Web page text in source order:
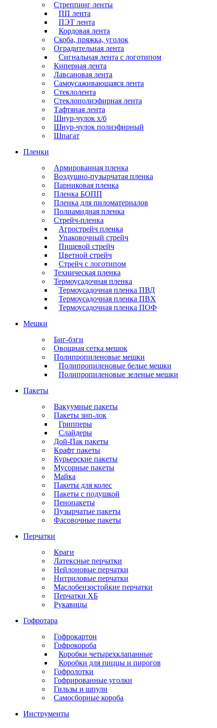
Стреппинг ленты
ПП лента
ПЭТ лента
Кордовая лента
Скоба, пряжка, уголок
Оградительная лента
Сигнальная лента с логотипом
Киперная лента
Лавсановая лента
Самоусаживающаяся лента
Стеклолента
Стеклополиэфирная лента
Тафтяная лента
Шнур-чулок х/б
Шнур-чулок полиэфирный
Шпагат
Пленки
Армированная пленка
Воздушно-пузырчатая пленка
Парниковая пленка
Пленка БОПП
Пленка для пиломатериалов
Полиамидная пленка
Стрейч-пленка
Агрострейч пленка
Упаковочный стрейч
Пищевой стрейч
Цветной стрейч
Стрейч с логотипом
Техническая пленка
Термоусадочная пленка
Термоусадочная пленка ПВД
Термоусадочная пленка ПВХ
Термоусадочная пленка ПОФ
Мешки
Биг-бэги
Овощная сетка мешок
Полипропиленовые мешки
Полипропиленовые белые мешки
Полипропиленовые зеленые мешки
Пакеты
Вакуумные пакеты
Пакеты зип-лок
Грипперы
Слайдеры
Дой-Пак пакеты
Крафт пакеты
Курьерские пакеты
Мусорные пакеты
Майка
Пакеты для колес
Пакеты с подушкой
Пенопакеты
Пузырчатые пакеты
Фасовочные пакеты
Перчатки
Краги
Латексные перчатки
Нейлоновые перчатки
Нитриловые перчатки
Маслобензостойкие перчатки
Перчатки ХБ
Рукавицы
Гофротара
Гофрокартон
Гофрокороба
Коробки четырехклапанные
Коробки для пиццы и пирогов
Гофролотки
Гофрированные уголки
Гильзы и шпули
Самосборные короба
Инструменты